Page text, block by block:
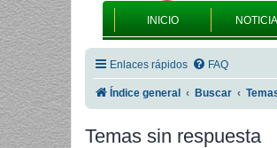
INICIO
Enlaces rápidos FAQ
Índice general Buscar
Temas sin respuesta